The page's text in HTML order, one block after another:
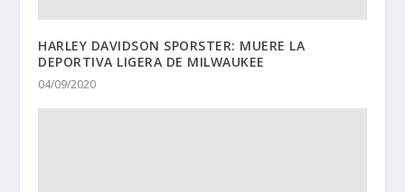
HARLEY DAVIDSON SPORSTER: MUERE LA
DEPORTIVA LIGERA DE MILWAUKEE
04/09/2020